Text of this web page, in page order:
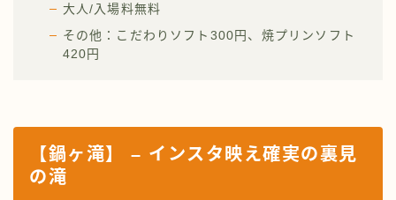
大人/入場料無料
その他：こだわりソフト300円、焼プリンソフト
420円
【鍋ヶ滝】 – インスタ映え確実の裏見
の滝